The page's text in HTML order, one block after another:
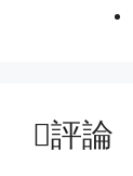
評論